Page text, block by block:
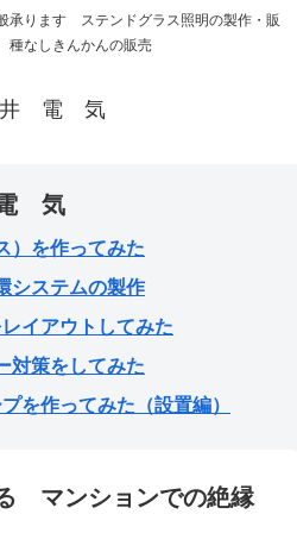
承ります ステンドグラス照明の製作・販
なしきんかんの販売
電 気
気
）を作ってみた
システムの製作
イアウトしてみた
対策をしてみた
を作ってみた（設置編）
マンションでの絶縁